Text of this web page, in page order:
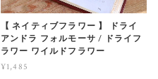
【 ネイティブフラワー 】 ドライ
アンドラ フォルモーサ / ドライフ
ラワー ワイルドフラワー
¥1,485